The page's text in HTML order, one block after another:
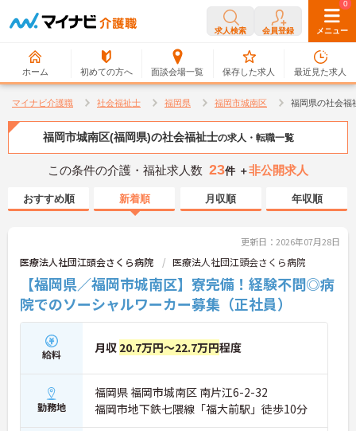
求人検索 会員登録 メニュー
ホーム 初めての方へ 面談会場一覧
0
保存した求人
0
最近見た求人
マイナビ介護職 社会福祉士 福岡県 福岡市城南区 福岡県の社会福
福岡市城南区(福岡県)の社会福祉士の求人・転職一覧
この条件の介護・福祉求人数 23件 ＋非公開求人
おすすめ順 新着順 月収順 年収順
更新日：2026年07月28日
医療法人社団江頭会さくら病院 医療法人社団江頭会さくら病院
【福岡県／福岡市城南区】寮完備！経験不問◎病
院でのソーシャルワーカー募集（正社員）
給料 月収 20.7万円～22.7万円程度
勤務地
福岡県 福岡市城南区 南片江6-2-32
福岡市地下鉄七隈線「福大前駅」徒歩10分